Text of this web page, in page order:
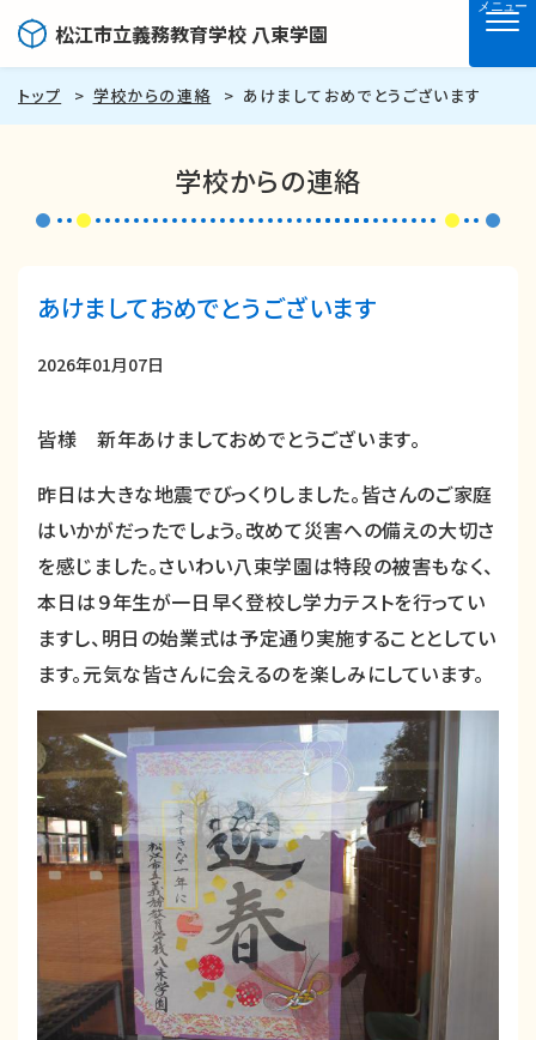
松江市立義務教育学校 八束学園
メニュー
トップ 学校からの連絡 あけましておめでとうございます
学校からの連絡
あけましておめでとうございます
2026年01月07日
皆様 新年あけましておめでとうございます。
昨日は大きな地震でびっくりしました。皆さんのご家庭
はいかがだったでしょう。改めて災害への備えの大切さ
を感じました。さいわい八束学園は特段の被害もなく、
本日は９年生が一日早く登校し学力テストを行ってい
ますし、明日の始業式は予定通り実施することとしてい
ます。元気な皆さんに会えるのを楽しみにしています。